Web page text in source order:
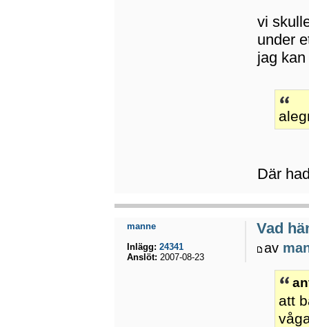
vi
under
jag
Där
Vad
av
att
manne
Inlägg: 24341
Anslöt: 2007-08-23